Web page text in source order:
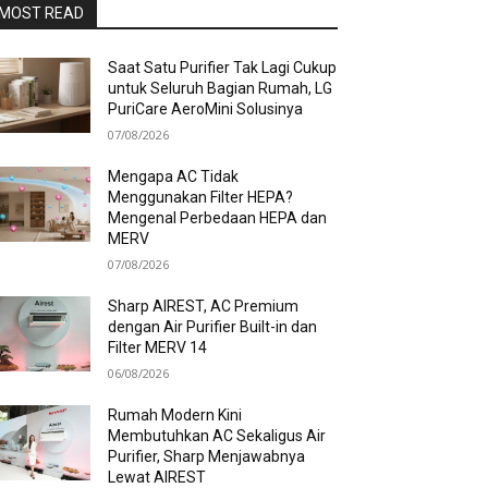
READ
Saat Satu Purifier Tak Lagi Cukup
untuk Seluruh Bagian Rumah, LG
PuriCare AeroMini Solusinya
07/08/2026
Mengapa AC Tidak
Menggunakan Filter HEPA?
Mengenal Perbedaan HEPA dan
MERV
07/08/2026
Sharp AIREST, AC Premium
dengan Air Purifier Built-in dan
Filter MERV 14
06/08/2026
Rumah Modern Kini
Membutuhkan AC Sekaligus Air
Purifier, Sharp Menjawabnya
Lewat AIREST